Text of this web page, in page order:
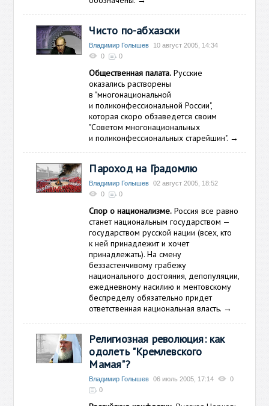
Чисто по-абхазски
Владимир Голышев
10 август 2005, 14:34
0
0
Общественная палата. Русские
оказались растворены
в "многонациональной
и поликонфессиональной России",
которая скоро обзаведется своим
"Советом многонациональных
и поликонфессиональных старейшин". →
Пароход на Градомлю
Владимир Голышев
02 август 2005, 18:52
0
0
Спор о национализме. Россия все равно
станет национальным государством —
государством русской нации (всех, кто
к ней принадлежит и хочет
принадлежать). На смену
беззастенчивому грабежу
национального достояния, депопуляции,
ежедневному насилию и ментовскому
беспределу обязательно придет
ответственная национальная власть. →
Религиозная революция: как
одолеть "Кремлевского
Мамая"?
Владимир Голышев 06 июль 2005, 17:14
0
0